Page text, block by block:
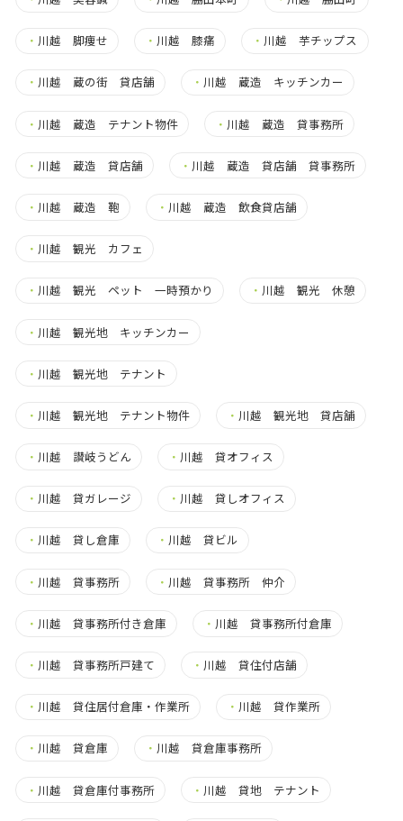
・ 川越 脚痩せ ・ 川越 膝痛 ・ 川越 芋チップス
・ 川越 蔵の街 貸店舗 ・ 川越 蔵造 キッチンカー
・ 川越 蔵造 テナント物件 ・ 川越 蔵造 貸事務所
・ 川越 蔵造 貸店舗 ・ 川越 蔵造 貸店舗 貸事務所
・ 川越 蔵造 鞄 ・ 川越 蔵造 飲食貸店舗
・ 川越 観光 カフェ
・ 川越 観光 ペット 一時預かり ・ 川越 観光 休憩
・ 川越 観光地 キッチンカー
・ 川越 観光地 テナント
・ 川越 観光地 テナント物件 ・ 川越 観光地 貸店舗
・ 川越 讃岐うどん ・ 川越 貸オフィス
・ 川越 貸ガレージ ・ 川越 貸しオフィス
・ 川越 貸し倉庫 ・ 川越 貸ビル
・ 川越 貸事務所 ・ 川越 貸事務所 仲介
・ 川越 貸事務所付き倉庫 ・ 川越 貸事務所付倉庫
・ 川越 貸事務所戸建て ・ 川越 貸住付店舗
・ 川越 貸住居付倉庫・作業所 ・ 川越 貸作業所
・ 川越 貸倉庫 ・ 川越 貸倉庫事務所
・ 川越 貸倉庫付事務所 ・ 川越 貸地 テナント